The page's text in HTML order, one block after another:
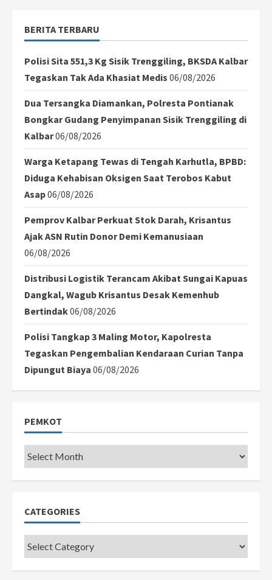
Minat
BERITA TERBARU
Polisi Sita 551,3 Kg Sisik Trenggiling, BKSDA Kalbar
Tegaskan Tak Ada Khasiat Medis 06/08/2026
Dua Tersangka Diamankan, Polresta Pontianak
Bongkar Gudang Penyimpanan Sisik Trenggiling di
Kalbar06/08/2026
Warga Ketapang Tewas di Tengah Karhutla, BPBD:
Diduga Kehabisan Oksigen Saat Terobos Kabut
Asap06/08/2026
Pemprov Kalbar Perkuat Stok Darah, Krisantus
Ajak ASN Rutin Donor Demi Kemanusiaan
06/08/2026
Distribusi Logistik Terancam Akibat Sungai Kapuas
Dangkal, Wagub Krisantus Desak Kemenhub
Bertindak06/08/2026
Polisi Tangkap 3 Maling Motor, Kapolresta
Tegaskan Pengembalian Kendaraan Curian Tanpa
Dipungut Biaya 06/08/2026
PEMKOT
Pemkot
CATEGORIES
Categories